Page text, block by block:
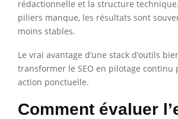
rédactionnelle et la structure technique.
piliers manque, les résultats sont
moins stables.
Le vrai avantage d’une stack d’outils
transformer le SEO en pilotage continu
action ponctuelle.
Comment évaluer